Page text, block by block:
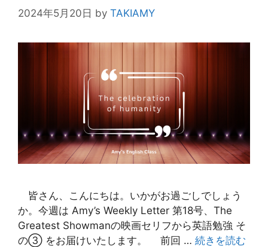
2024年5月20日 by TAKIAMY
皆さん、こんにちは。いかがお過ごしでしょう
か。今週は Amy’s Weekly Letter 第18号、The
Greatest Showmanの映画セリフから英語勉強 そ
の③ をお届けいたします。 前回 … 続きを読む